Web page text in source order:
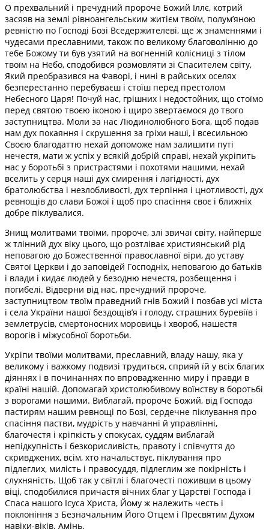
О прехвальний і пречудний пророче Божий Іллє, котрий
засяяв на землі рівноангельським житієм твоїм, полум’яною
ревністю по Господі Бозі Вседержителеві, ще ж знаменнями і
чудесами преславними, також по великому благоволінню до
тебе Божому ти був узятий на вогненній колісниці з тілом
твоїм на Небо, сподобився розмовляти зі Спасителем світу,
Який преобразився на Фаворі, і нині в райських оселях
безперестанно перебуваєш і стоїш перед престолом
Небесного Царя! Почуй нас, грішних і недостойних, що стоїмо
перед святою твоєю іконою і щиро звертаємося до твого
заступництва. Моли за нас Людинолюбного Бога, щоб подав
нам дух покаяння і скрушення за гріхи наші, і всесильною
Своєю благодаттю нехай допоможе нам залишити путі
нечестя, мати ж успіх у всякій добрій справі, нехай укріпить
нас у боротьбі з пристрастями і похотями нашими, нехай
вселить у серця наші дух смирення і лагідності, дух
братолюбства і незлобливості, дух терпіння і цнотливості, дух
ревнощів до слави Божої і щоб про спасіння своє і ближніх
добре піклувалися.
Знищ молитвами твоїми, пророче, злі звичаї світу, найперше
ж тлінний дух віку цього, що розтліває християнський рід
неповагою до Божественної православної віри, до уставу
Святої Церкви і до заповідей Господніх, неповагою до батьків
і влади і кидає людей у безодню нечестя, розбещення і
погибелі. Відверни від нас, пречудний пророче,
заступництвом твоїм праведний гнів Божий і позбав усі міста
і села України нашої бездощів’я і голоду, страшних буревіїв і
землетрусів, смертоносних моровиць і хвороб, нашестя
ворогів і міжусобної боротьби.
Укріпи твоїми молитвами, преславний, владу нашу, яка у
великому і важкому подвизі трудиться, сприяй їй у всіх благих
діяннях і в починаннях по впровадженню миру і правди в
країні нашій. Допомагай христолюбивому воїнству в боротьбі
з ворогами нашими. Виблагай, пророче Божий, від Господа
пастирям нашим ревнощі по Бозі, сердечне піклування про
спасіння пастви, мудрість у навчанні й управлінні,
благочестя і кріпкість у спокусах, суддям виблагай
непідкупність і безкорисливість, правоту і співчуття до
скривджених, всім, хто начальствує, піклування про
підлеглих, милість і правосуддя, підлеглим же покірність і
слухняність. Щоб так у світлі і благочесті поживши в цьому
віці, сподобилися причастя вічних благ у Царстві Господа і
Спаса нашого Ісуса Христа, Йому ж належить честь і
поклоніння з Безначальним Його Отцем і Пресвятим Духом
навіки-віків. Амінь.